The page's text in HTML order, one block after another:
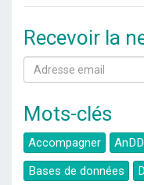
Recevoir la
Mots-clés
Accompagner
Bases de données